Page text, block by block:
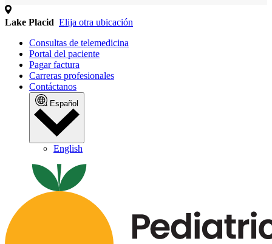
Lake Placid Elija otra ubicación
Consultas de telemedicina
Portal del paciente
Pagar factura
Carreras profesionales
Contáctanos
Español
English